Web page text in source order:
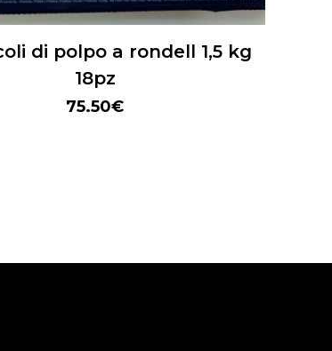
di polpo a rondell 1,5 kg
18pz
75.50€